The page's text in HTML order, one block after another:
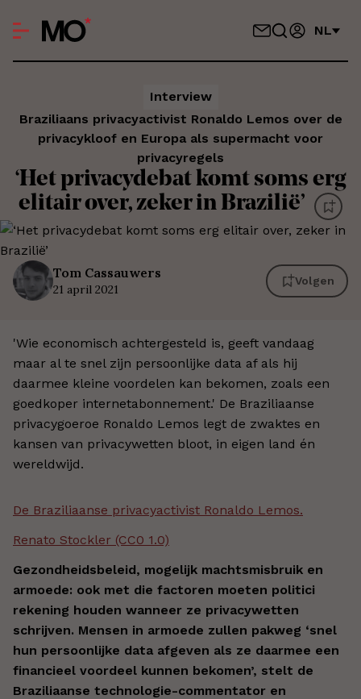
NL
Interview
Braziliaans privacyactivist Ronaldo Lemos over de
privacykloof en Europa als supermacht voor
privacyregels
‘Het privacydebat komt soms erg
elitair over, zeker in Brazilië’
Tom Cassauwers
21 april 2021
Volgen
'Wie economisch achtergesteld is, geeft vandaag
maar al te snel zijn persoonlijke data af als hij
daarmee kleine voordelen kan bekomen, zoals een
goedkoper internetabonnement.' De Braziliaanse
privacygoeroe Ronaldo Lemos legt de zwaktes en
kansen van privacywetten bloot, in eigen land én
wereldwijd.
De Braziliaanse privacyactivist Ronaldo Lemos.
Renato Stockler (CC0 1.0)
Gezondheidsbeleid, mogelijk machtsmisbruik en
armoede: ook met die factoren moeten politici
rekening houden wanneer ze privacywetten
schrijven. Mensen in armoede zullen pakweg ‘snel
hun persoonlijke data afgeven als ze daarmee een
financieel voordeel kunnen bekomen’, stelt de
Braziliaanse technologie-commentator en